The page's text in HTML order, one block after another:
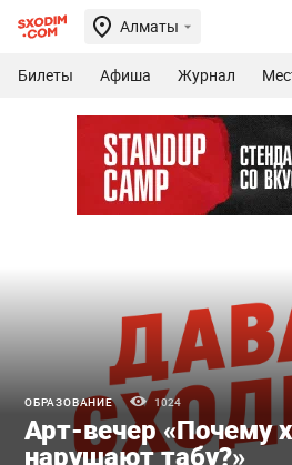
Алматы
Билеты Афиша Журнал
ОБРАЗОВАНИЕ 1024
Арт-вечер «Почему
нарушают табу?»